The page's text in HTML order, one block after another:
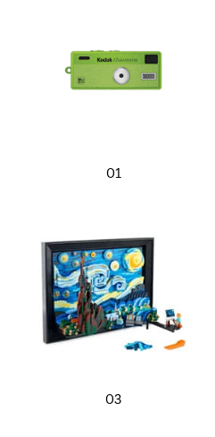
01
03